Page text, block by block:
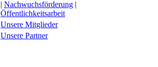
| Nachwuchsförderung |
Öffentlichkeitsarbeit
Unsere Mitglieder
Unsere Partner